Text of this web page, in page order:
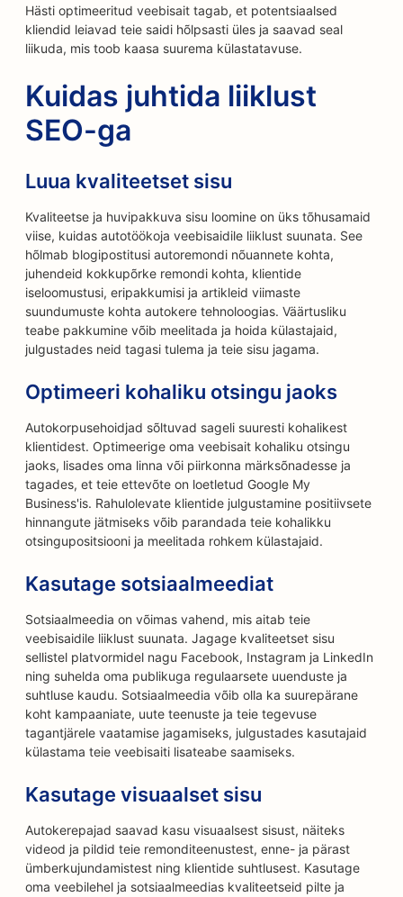
Hästi optimeeritud veebisait tagab, et potentsiaalsed
kliendid leiavad teie saidi hõlpsasti üles ja saavad seal
liikuda, mis toob kaasa suurema külastatavuse.
Kuidas juhtida liiklust
SEO-ga
Luua kvaliteetset sisu
Kvaliteetse ja huvipakkuva sisu loomine on üks tõhusamaid
viise, kuidas autotöökoja veebisaidile liiklust suunata. See
hõlmab blogipostitusi autoremondi nõuannete kohta,
juhendeid kokkupõrke remondi kohta, klientide
iseloomustusi, eripakkumisi ja artikleid viimaste
suundumuste kohta autokere tehnoloogias. Väärtusliku
teabe pakkumine võib meelitada ja hoida külastajaid,
julgustades neid tagasi tulema ja teie sisu jagama.
Optimeeri kohaliku otsingu jaoks
Autokorpusehoidjad sõltuvad sageli suuresti kohalikest
klientidest. Optimeerige oma veebisait kohaliku otsingu
jaoks, lisades oma linna või piirkonna märksõnadesse ja
tagades, et teie ettevõte on loetletud Google My
Business'is. Rahulolevate klientide julgustamine positiivsete
hinnangute jätmiseks võib parandada teie kohalikku
otsingupositsiooni ja meelitada rohkem külastajaid.
Kasutage sotsiaalmeediat
Sotsiaalmeedia on võimas vahend, mis aitab teie
veebisaidile liiklust suunata. Jagage kvaliteetset sisu
sellistel platvormidel nagu Facebook, Instagram ja LinkedIn
ning suhelda oma publikuga regulaarsete uuenduste ja
suhtluse kaudu. Sotsiaalmeedia võib olla ka suurepärane
koht kampaaniate, uute teenuste ja teie tegevuse
tagantjärele vaatamise jagamiseks, julgustades kasutajaid
külastama teie veebisaiti lisateabe saamiseks.
Kasutage visuaalset sisu
Autokerepajad saavad kasu visuaalsest sisust, näiteks
videod ja pildid teie remonditeenustest, enne- ja pärast
ümberkujundamistest ning klientide suhtlusest. Kasutage
oma veebilehel ja sotsiaalmeedias kvaliteetseid pilte ja